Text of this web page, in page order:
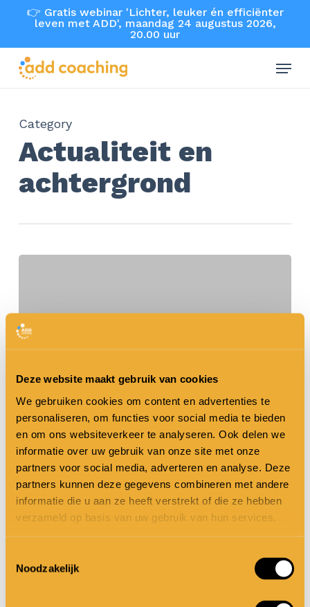
Deze website maakt gebruik van cookies
We gebruiken cookies om content en advertenties te
personaliseren, om functies voor social media te bieden
en om ons websiteverkeer te analyseren. Ook delen we
informatie over uw gebruik van onze site met onze
partners voor social media, adverteren en analyse. Deze
partners kunnen deze gegevens combineren met andere
informatie die u aan ze heeft verstrekt of die ze hebben
verzameld op basis van uw gebruik van hun services.
Noodzakelijk
main
content
👉 Gratis webinar 'Lichter, leuker én efficiënter
leven met ADD', maandag 24 augustus 2026,
20.00 uur
Menu
Category
Actualiteit en
achtergrond
ADHD
of
ADD?
Kom
uit
je
Actualiteit en achtergrond In de Media
Interview
ADHD of ADD? Kom uit je hokje!
Waarom we moeten waken om AD(H)D